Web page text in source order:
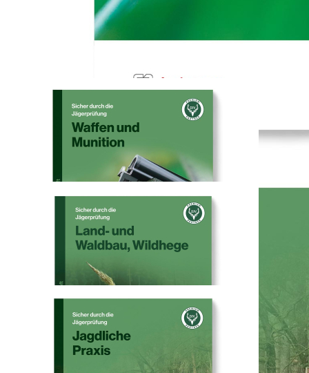
Heintges Lernheft
Sicher durch die
Jägerprüfung
19,50 €
inkl. MwSt. zzgl. Versand